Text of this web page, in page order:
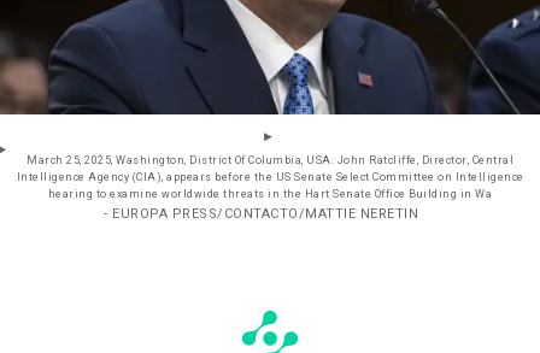
March 25, 2025, Washington, District Of Columbia, USA: John Ratcliffe, Director, Central
Intelligence Agency (CIA), appears before the US Senate Select Committee on Intelligence
hearing to examine worldwide threats in the Hart Senate Office Building in Wa
- EUROPA PRESS/CONTACTO/MATTIE NERETIN